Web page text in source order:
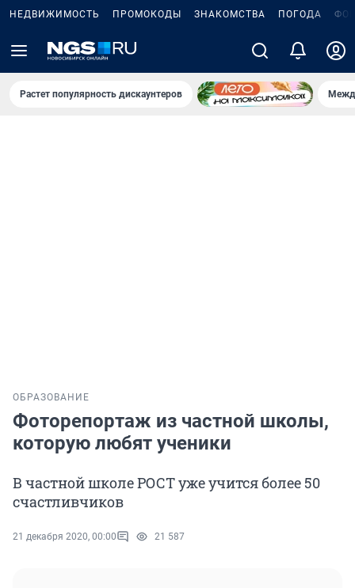
НЕДВИЖИМОСТЬ ПРОМОКОДЫ ЗНАКОМСТВА ПОГОДА
Растет популярность дискаунтеров
ОБРАЗОВАНИЕ
Фоторепортаж из частной школы,
которую любят ученики
В частной школе РОСТ уже учится более 50
счастливчиков
21 декабря 2020, 00:00 21 587